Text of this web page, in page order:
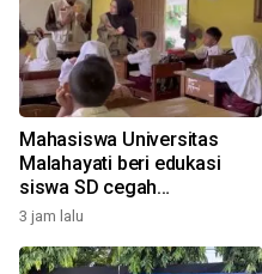
Mahasiswa Universitas
Malahayati beri edukasi
siswa SD cegah
perundungan
3 jam lalu